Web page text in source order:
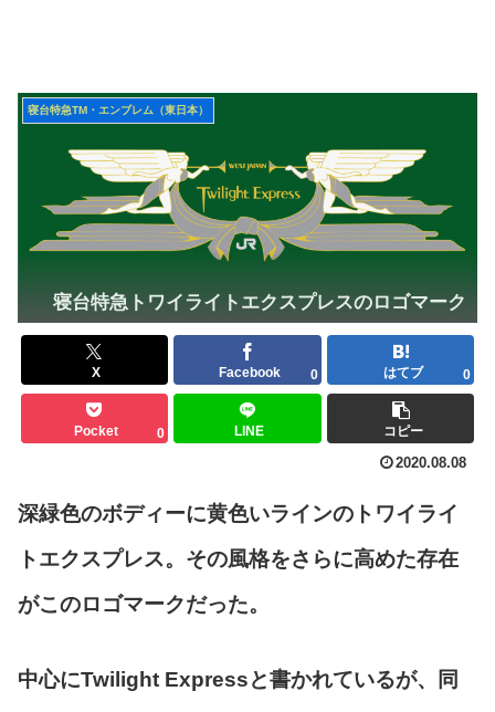
寝台特急TM・エンブレム（東日本）
寝台特急トワイライトエクスプレスのロゴマーク
X Facebook 0 はてブ 0
Pocket 0 LINE コピー
2020.08.08
深緑色のボディーに黄色いラインのトワイライ
トエクスプレス。その風格をさらに高めた存在
がこのロゴマークだった。
中心にTwilight Expressと書かれているが、同